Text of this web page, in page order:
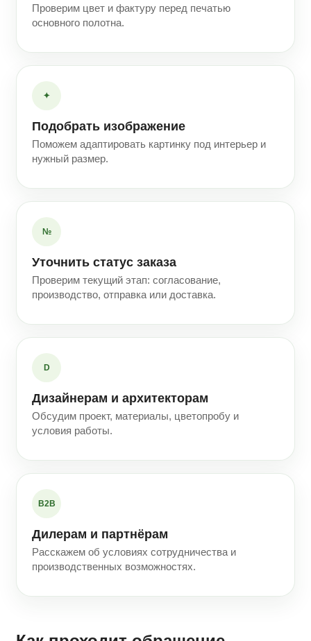
Проверим цвет и фактуру перед печатью
основного полотна.
✦
Подобрать изображение
Поможем адаптировать картинку под интерьер и
нужный размер.
№
Уточнить статус заказа
Проверим текущий этап: согласование,
производство, отправка или доставка.
D
Дизайнерам и архитекторам
Обсудим проект, материалы, цветопробу и
условия работы.
B2B
Дилерам и партнёрам
Расскажем об условиях сотрудничества и
производственных возможностях.